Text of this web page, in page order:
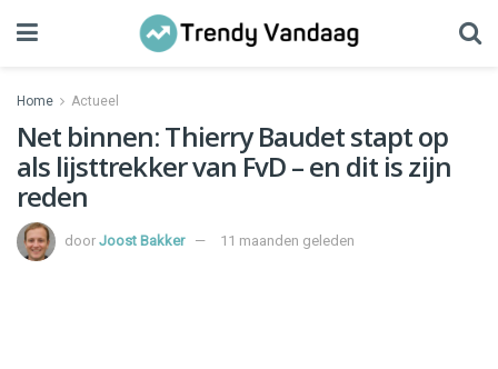
Home Actueel
Net binnen: Thierry Baudet stapt op
als lijsttrekker van FvD – en dit is zijn
reden
door Joost Bakker 11 maanden geleden